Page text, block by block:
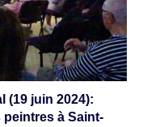
(19 juin 2024):
peintres à Saint-